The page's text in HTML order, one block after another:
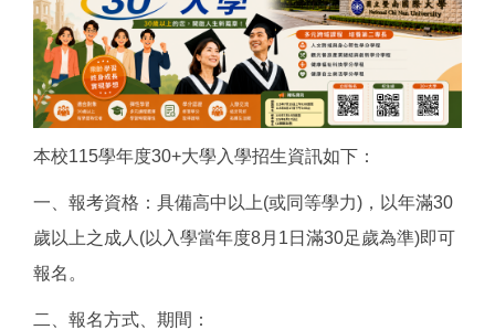
本校115學年度30+大學入學招生資訊如下：
一、報考資格：具備高中以上(或同等學力)，以年滿30
歲以上之成人(以入學當年度8月1日滿30足歲為準)即可
報名。
二、報名方式、期間：